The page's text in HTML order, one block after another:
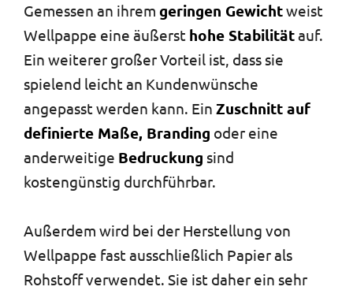
Gemessen an ihrem geringen Gewichtweist
Wellpappe eine äußerst hohe Stabilitätauf.
Ein weiterer großer Vorteil ist, dass sie
spielend leicht an Kundenwünsche
angepasst werden kann. Ein Zuschnitt auf
definierte Maße, Branding oder eine
anderweitige Bedruckung sind
kostengünstig durchführbar.
Außerdem wird bei der Herstellung von
Wellpappe fast ausschließlich Papier als
Rohstoff verwendet. Sie ist daher ein sehr